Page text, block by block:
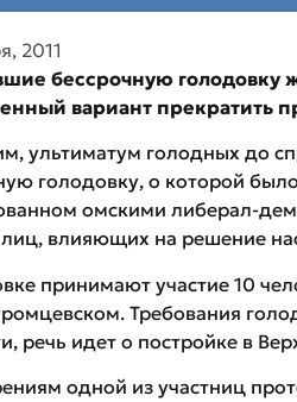
2011
бессрочную голодовку
вариант прекратить
ультиматум голодных до
голодовку, о которой
омскими либерал-
лиц, влияющих на решение
принимают участие 10
Требования
речь идет о постройке в
одной из участниц